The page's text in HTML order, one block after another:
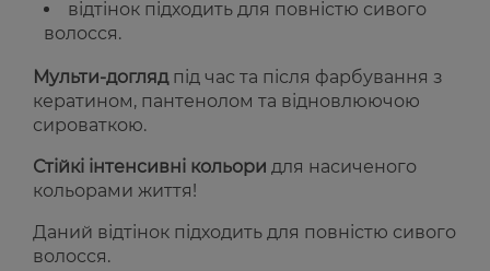
відтінок підходить для повністю сивого
волосся.
Мульти-доглядпід час та після фарбування з
кератином, пантенолом та відновлюючою
сироваткою.
Стійкі інтенсивні кольори для насиченого
кольорами життя!
Даний відтінок підходить для повністю сивого
волосся.